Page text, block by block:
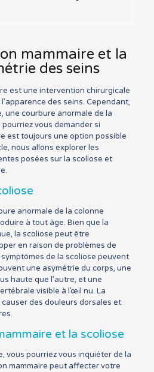
mammaire et la
des seins
est une intervention chirurgicale
des seins. Cependant,
une courbure anormale de la
vous demander si
est toujours une option possible
nous allons explorer les
posées sur la scoliose et
anormale de la colonne
à tout âge. Bien que la
la scoliose peut être
en raison de problèmes de
de la scoliose peuvent
une asymétrie du corps, une
haute que l’autre, et une
visible à l’œil nu. La
des douleurs dorsales et
et la scoliose
vous pourriez vous inquiéter de la
mammaire peut affecter votre